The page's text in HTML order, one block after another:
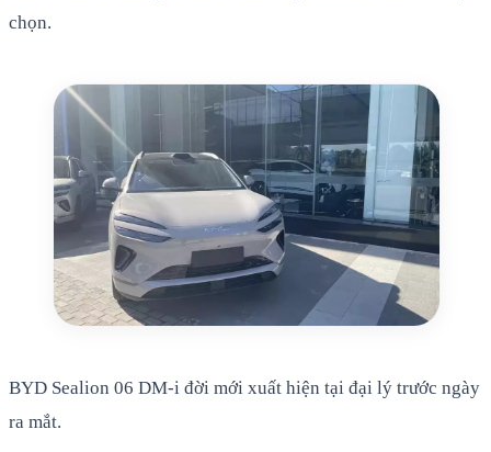
chọn.
BYD Sealion 06 DM-i đời mới xuất hiện tại đại lý trước ngày
ra mắt.